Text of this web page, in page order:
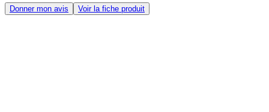
Donner mon avis Voir la fiche produit